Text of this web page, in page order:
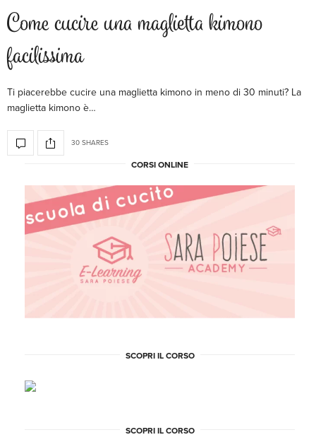
Come cucire una maglietta kimono
facilissima
Ti piacerebbe cucire una maglietta kimono in meno di 30 minuti? La
maglietta kimono è…
30 SHARES
CORSI ONLINE
SCOPRI IL CORSO
SCOPRI IL CORSO